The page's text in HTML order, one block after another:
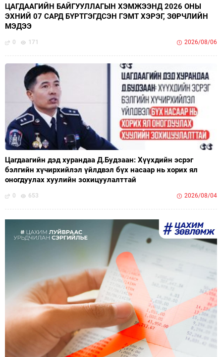
ЦАГДААГИЙН БАЙГУУЛЛАГЫН ХЭМЖЭЭНД 2026 ОНЫ
ЭХНИЙ 07 САРД БҮРТГЭГДСЭН ГЭМТ ХЭРЭГ, ЗӨРЧЛИЙН
МЭДЭЭ
0 171 2026/08/06
Цагдаагийн дэд хурандаа Д.Будзаан: Хүүхдийн эсрэг
бэлгийн хүчирхийлэл үйлдвэл бүх насаар нь хорих ял
оногдуулах хуулийн зохицуулалттай
0 653 2026/08/04